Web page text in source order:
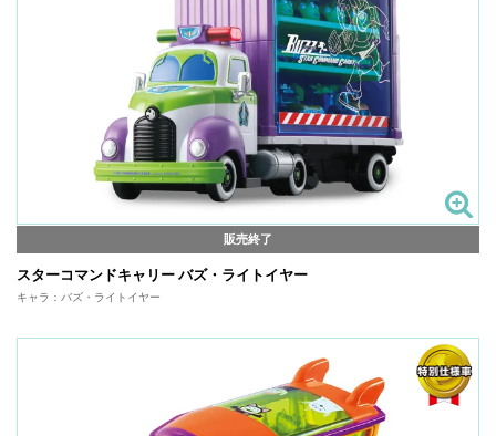
販売終了
スターコマンドキャリー バズ・ライトイヤー
キャラ：バズ・ライトイヤー